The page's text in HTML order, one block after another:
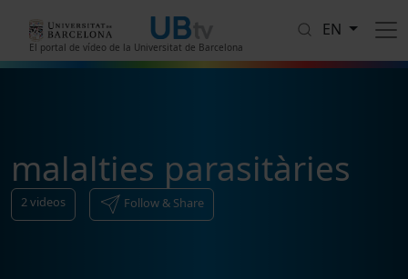
El portal de vídeo de la Universitat de Barcelona
EN
malalties parasitàries
2videos Follow & Share